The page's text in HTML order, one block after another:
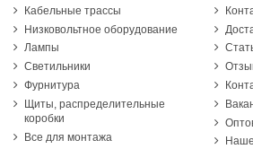
Кабельные трассы
Низковольтное оборудование
Лампы
Светильники
Фурнитура
Щиты, распределительные
коробки
Все для монтажа